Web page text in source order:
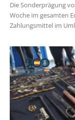
Die Sonderprägung
Woche im gesamten
Zahlungsmittel im